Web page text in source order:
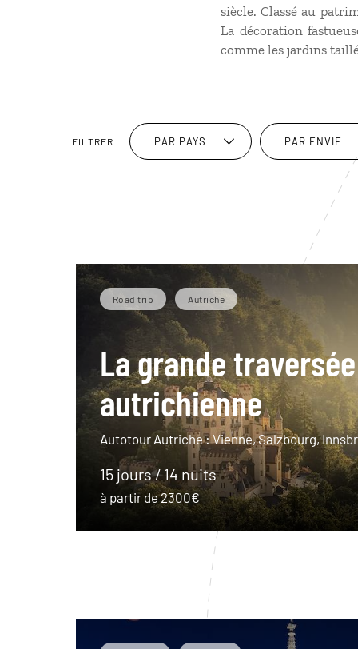
siècle. Classé au
La décoration
comme les jardins
FILTRER PAR PAYS PAR ENVIE
Road trip Autriche
La grande traversée
autrichienne
Autotour Autriche : Vienne, Salzbourg,
15 jours / 14 nuits
à partir de 2300€